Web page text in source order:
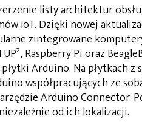
listy architektur
IoT. Dzięki nowej
zintegrowane
Raspberry Pi oraz
Arduino. Na płytkach
współpracujących ze
Arduino Connector.
od ich lokalizacji.